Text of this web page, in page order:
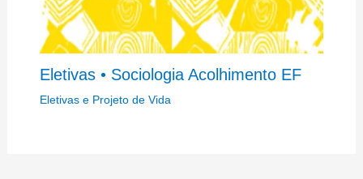
Eletivas • Sociologia Acolhimento EF
Eletivas e Projeto de Vida